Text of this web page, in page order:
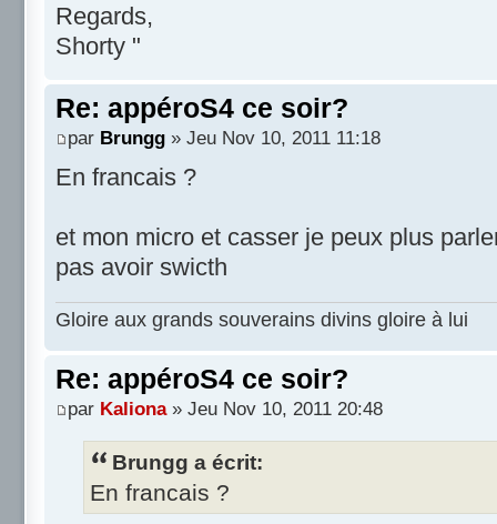
Regards,
Shorty "
Re: appéroS4 ce soir?
par Brungg » Jeu Nov 10, 2011 11:18
En francais ?
et mon micro et casser je peux plus
pas avoir swicth
Gloire aux grands souverains divins gloire à lui
Re: appéroS4 ce soir?
par Kaliona» Jeu Nov 10, 2011 20:48
Brungg a écrit:
En francais ?